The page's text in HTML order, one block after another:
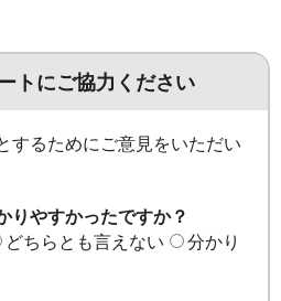
トにご協力ください
するためにご意見をいただい
りやすかったですか？
どちらとも言えない
分かり